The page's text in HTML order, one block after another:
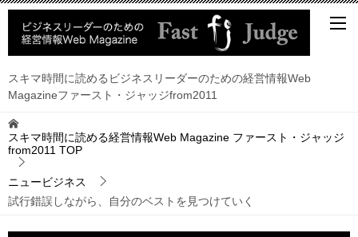
スキマ時間に読めるビジネスリーダーのための経営情報Web
Magazineファースト・ジャッジfrom2011
スキマ時間に読める経営情報Web Magazine ファースト・ジャッジ
from2011 TOP
ニュービジネス
試行錯誤しながら、自分のベストを見つけていく